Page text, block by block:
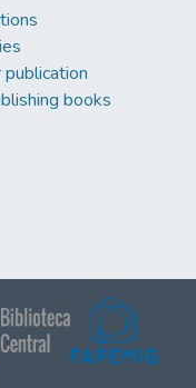
books